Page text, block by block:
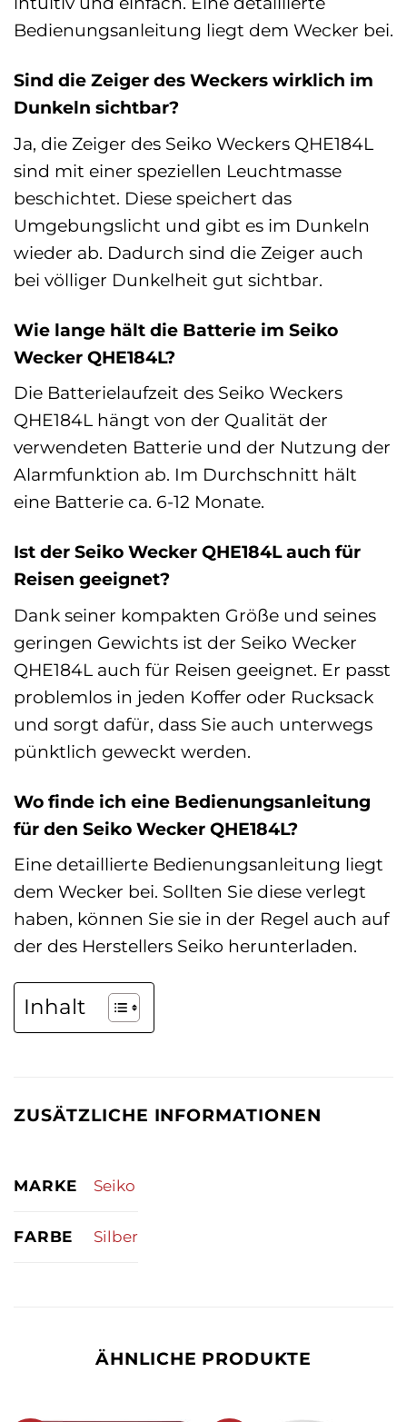
Bedienungsanleitung liegt dem Wecker bei.
Sind die Zeiger des Weckers wirklich im
Dunkeln sichtbar?
Ja, die Zeiger des Seiko Weckers QHE184L
sind mit einer speziellen Leuchtmasse
beschichtet. Diese speichert das
Umgebungslicht und gibt es im Dunkeln
wieder ab. Dadurch sind die Zeiger auch
bei völliger Dunkelheit gut sichtbar.
Wie lange hält die Batterie im Seiko
Wecker QHE184L?
Die Batterielaufzeit des Seiko Weckers
QHE184L hängt von der Qualität der
verwendeten Batterie und der Nutzung der
Alarmfunktion ab. Im Durchschnitt hält
eine Batterie ca. 6-12 Monate.
Ist der Seiko Wecker QHE184L auch für
Reisen geeignet?
Dank seiner kompakten Größe und seines
geringen Gewichts ist der Seiko Wecker
QHE184L auch für Reisen geeignet. Er passt
problemlos in jeden Koffer oder Rucksack
und sorgt dafür, dass Sie auch unterwegs
pünktlich geweckt werden.
Wo finde ich eine Bedienungsanleitung
für den Seiko Wecker QHE184L?
Eine detaillierte Bedienungsanleitung liegt
dem Wecker bei. Sollten Sie diese verlegt
haben, können Sie sie in der Regel auch auf
der des Herstellers Seiko herunterladen.
Inhalt
ZUSÄTZLICHE INFORMATIONEN
MARKE Seiko
FARBE Silber
ÄHNLICHE PRODUKTE